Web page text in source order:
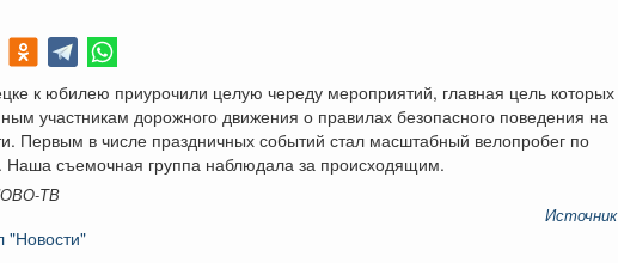
к юбилею приурочили целую череду мероприятий, главная цель которых
участникам дорожного движения о правилах безопасного поведения на
Первым в числе праздничных событий стал масштабный велопробег по
Наша съемочная группа наблюдала за происходящим.
ТВ
Источник
"Новости"